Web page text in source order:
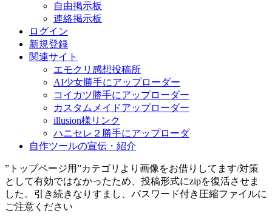
自由掲示板
連絡掲示板
ログイン
新規登録
関連サイト
エモクリ感想投稿所
AI少女勝手にアップローダー
コイカツ勝手にアップローダー
カスタムメイドアップローダー
illusion様リンク
ハニセレ２勝手にアップローダ
自作ツールの宣伝・紹介
”トップページ用”カテゴリより画像をお借りしてます/対策
として有効ではなかったため、投稿形式にzipを復活させま
した。引き続きなりすまし、パスワード付き圧縮ファイルに
ご注意ください